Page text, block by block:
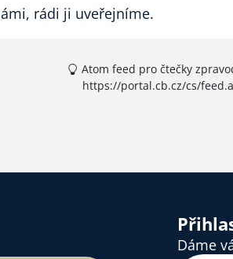
rádi ji uveřejníme.
Atom feed pro čtečky
https://portal.cb.cz/cs/
Dáme